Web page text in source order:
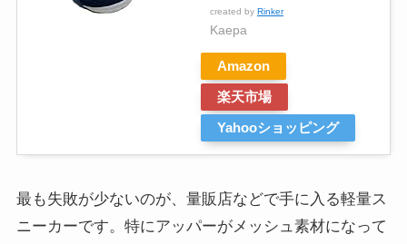
created by Rinker
Kaepa
Amazon
楽天市場
Yahooショッピング
最も失敗が少ないのが、量販店などで手に入る軽量ス
ニーカーです。特にアッパーがメッシュ素材になって